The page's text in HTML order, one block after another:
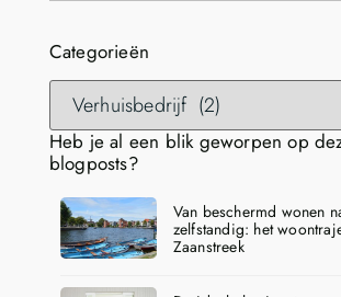
Categorieën
Heb je al een blik geworpen op
blogposts?
Van beschermd wonen
zelfstandig: het
Zaanstreek